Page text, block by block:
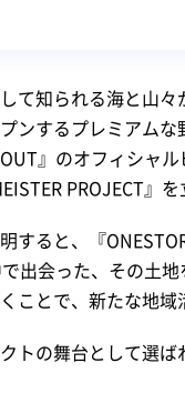
て知られる海と山々
ンするプレミアム
』のオフィシャ
PROJECT』を
すると、『
出会った、その土
ことで、新たな地域
トの舞台として選